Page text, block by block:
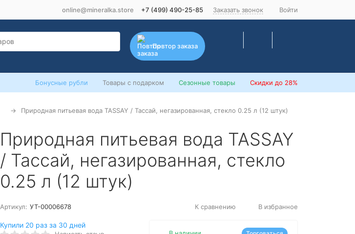
online@mineralka.store +7 (499) 490-25-85 Заказать звонок Войти
Повтор заказа
Бонусные рубли Товары с подарком Сезонные товары Скидки до 28%
Природная питьевая вода TASSAY / Тассай, негазированная, стекло 0.25 л (12 штук)
Природная питьевая вода TASSAY
/ Тассай, негазированная, стекло
0.25 л (12 штук)
Артикул: УТ-00006678 К сравнению В избранное
Купили 20 раз за 30 дней